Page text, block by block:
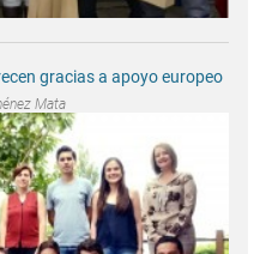
gracias a apoyo europeo
Mata